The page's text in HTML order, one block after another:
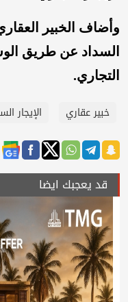
وأضاف الخبير
السداد عن طريق
التجاري.
خبير عقاري الإيجار
قد يعجبك ايضا